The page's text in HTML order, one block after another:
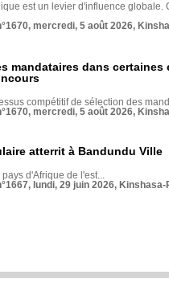
est un levier d'influence globale.
mercredi, 5 août 2026,
mandataires dans
compétitif de sélection des
mercredi, 5 août 2026,
atterrit à Bandundu Ville
d'Afrique de l'est...
lundi, 29 juin 2026,